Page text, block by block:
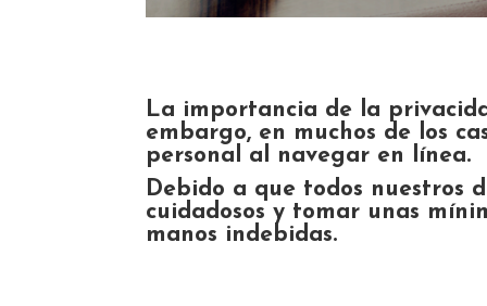
La importancia de la
embargo, en muchos de los
personal al navegar en línea.
Debido a que todos nuestros
cuidadosos y tomar unas
manos indebidas.